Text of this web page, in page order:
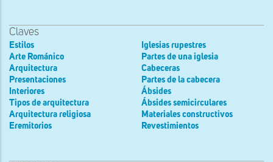
Claves
Estilos
Arte Románico
Arquitectura
Presentaciones
Interiores
Tipos de arquitectura
Arquitectura religiosa
Eremitorios
Iglesias rupestres
Partes de una iglesia
Cabeceras
Partes de la cabecera
Ábsides
Ábsides semicirculares
Materiales constructivos
Revestimientos